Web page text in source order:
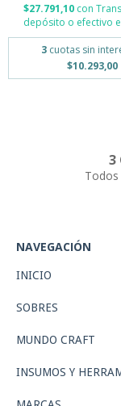
$27.791,10 con
depósito o efectivo
3 cuotas sin
$10.293,00
3
NAVEGACIÓN
INICIO
SOBRES
MUNDO CRAFT
INSUMOS Y